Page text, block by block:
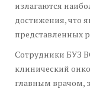
излагаются
достижения, что
представленных
Сотрудники БУЗ
клинический
главным врачом,